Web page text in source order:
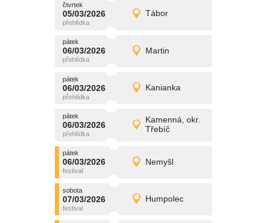
čtvrtek
05/03/2026 Tábor
čtvrtek
05/03/2026 Detail
promítání
pátek
06/03/2026 Martin
pátek
06/03/2026 Detail
promítání
pátek
06/03/2026 Kanianka
pátek
06/03/2026 Detail
promítání
pátek
06/03/2026
Kamenná, okr.
Třebíč
pátek
06/03/2026 Detail
promítání
pátek
06/03/2026 Nemyšl
pátek
06/03/2026 Detail
promítání
sobota
07/03/2026 Humpolec
sobota
07/03/2026 Detail
promítání